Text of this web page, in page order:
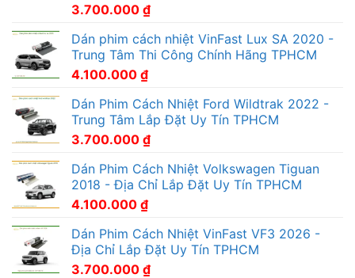
3.700.000 ₫
Dán phim cách nhiệt VinFast Lux SA 2020 -
Trung Tâm Thi Công Chính Hãng TPHCM
4.100.000 ₫
Dán Phim Cách Nhiệt Ford Wildtrak 2022 -
Trung Tâm Lắp Đặt Uy Tín TPHCM
3.700.000 ₫
Dán Phim Cách Nhiệt Volkswagen Tiguan
2018 - Địa Chỉ Lắp Đặt Uy Tín TPHCM
4.100.000 ₫
Dán Phim Cách Nhiệt VinFast VF3 2026 -
Địa Chỉ Lắp Đặt Uy Tín TPHCM
3.700.000 ₫